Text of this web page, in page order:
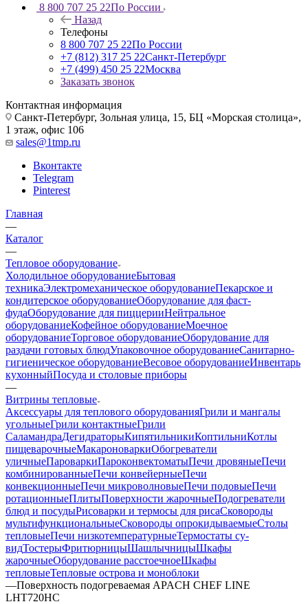
8 800 707 25 22По России
Назад
Телефоны
8 800 707 25 22По России
+7 (812) 317 25 22Санкт-Петербург
+7 (499) 450 25 22Москва
Заказать звонок
Контактная информация
Санкт-Петербург, Зольная улица, 15, БЦ «Морская столица»,
1 этаж, офис 106
sales@1tmp.ru
Вконтакте
Telegram
Pinterest
Главная
—
Каталог
—
Тепловое оборудование
Холодильное оборудованиеБытовая
техникаЭлектромеханическое оборудованиеПекарское и
кондитерское оборудованиеОборудование для фаст-
фудаОборудование для пиццерииНейтральное
оборудованиеКофейное оборудованиеМоечное
оборудованиеТорговое оборудованиеОборудование для
раздачи готовых блюдУпаковочное оборудованиеСанитарно-
гигиеническое оборудованиеВесовое оборудованиеИнвентарь
кухонныйПосуда и столовые приборы
—
Витрины тепловые
Аксессуары для теплового оборудованияГрили и мангалы
угольныеГрили контактныеГрили
СаламандраДегидраторыКипятильникиКоптильниКотлы
пищеварочныеМакароноваркиОбогреватели
уличныеПароваркиПароконвектоматыПечи дровяныеПечи
комбинированныеПечи конвейерныеПечи
конвекционныеПечи микроволновыеПечи подовыеПечи
ротационныеПлитыПоверхности жарочныеПодогреватели
блюд и посудыРисоварки и термосы для рисаСковороды
мультифункциональныеСковороды опрокидываемыеСтолы
тепловыеПечи низкотемпературныеТермостаты су-
видТостерыФритюрницыШашлычницыШкафы
жарочныеОборудование расстоечноеШкафы
тепловыеТепловые острова и моноблоки
—Поверхность подогреваемая APACH CHEF LINE
LHT720HC